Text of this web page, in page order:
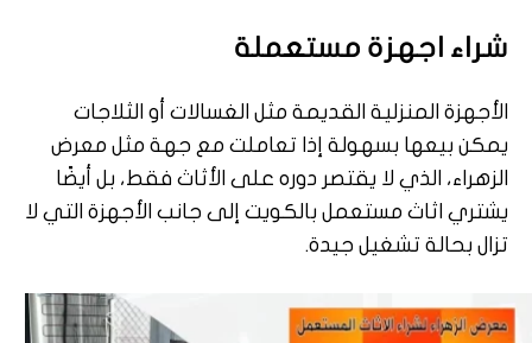
شراء اجهزة مستعملة
الأجهزة المنزلية القديمة مثل الغسالات أو الثلاجات
يمكن بيعها بسهولة إذا تعاملت مع جهة مثل معرض
الزهراء، الذي لا يقتصر دوره على الأثاث فقط، بل أيضًا
يشتري اثاث مستعمل بالكويت إلى جانب الأجهزة التي لا
تزال بحالة تشغيل جيدة.